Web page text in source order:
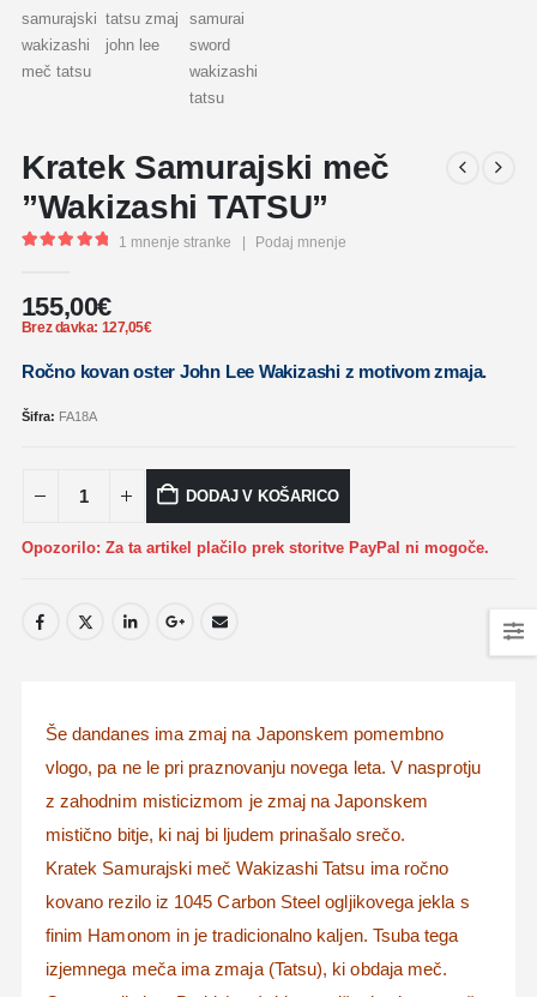
Kratek Samurajski meč
”Wakizashi TATSU”
1 mnenje stranke | Podaj mnenje
155,00€
Brez davka: 127,05€
Ročno kovan oster John Lee Wakizashi z motivom zmaja.
Šifra: FA18A
DODAJ V KOŠARICO
Opozorilo: Za ta artikel plačilo prek storitve PayPal ni mogoče.
Še dandanes ima zmaj na Japonskem pomembno
vlogo, pa ne le pri praznovanju novega leta. V nasprotju
z zahodnim misticizmom je zmaj na Japonskem
mistično bitje, ki naj bi ljudem prinašalo srečo.
Kratek Samurajski meč Wakizashi Tatsu ima ročno
kovano rezilo iz 1045 Carbon Steel ogljikovega jekla s
finim Hamonom in je tradicionalno kaljen. Tsuba tega
izjemnega meča ima zmaja (Tatsu), ki obdaja meč.